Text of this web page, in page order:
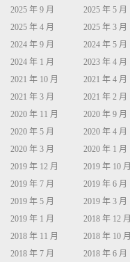
2025 年 9 月
2025 年 5 月
2025 年 4 月
2025 年 3 月
2024 年 9 月
2024 年 5 月
2024 年 1 月
2023 年 4 月
2021 年 10 月
2021 年 4 月
2021 年 3 月
2021 年 2 月
2020 年 11 月
2020 年 9 月
2020 年 5 月
2020 年 4 月
2020 年 3 月
2020 年 1 月
2019 年 12 月
2019 年 10 月
2019 年 7 月
2019 年 6 月
2019 年 5 月
2019 年 3 月
2019 年 1 月
2018 年 12 月
2018 年 11 月
2018 年 10 月
2018 年 7 月
2018 年 6 月